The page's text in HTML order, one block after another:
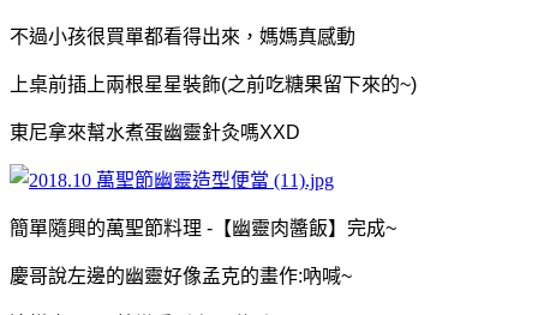
不過小孩很買單都看得出來，媽媽真感動
上桌前插上兩根星星裝飾(之前吃糖果留下來的~)
東尼拿來幫水煮蛋幽靈針灸嗎XXD
簡單隨興的萬聖節料理 -【幽靈肉醬飯】完成~
慶哥說左邊的幽靈好像孟克的畫作:吶喊~